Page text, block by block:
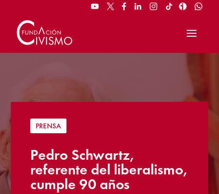
PRENSA
Pedro Schwartz,
referente del liberalismo,
cumple 90 años